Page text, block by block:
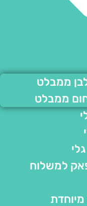
ממבלט
ממבלט
למשלוח